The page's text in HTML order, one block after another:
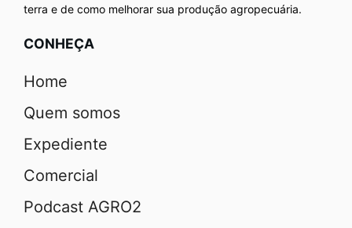
terra e de como melhorar sua produção agropecuária.
CONHEÇA
Home
Quem somos
Expediente
Comercial
Podcast AGRO2